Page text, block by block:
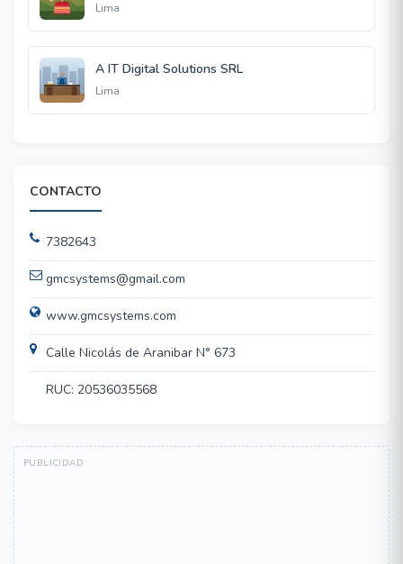
Lima
A IT Digital Solutions SRL
Lima
CONTACTO
7382643
gmcsystems@gmail.com
www.gmcsystems.com
Calle Nicolás de Aranibar N° 673
RUC: 20536035568